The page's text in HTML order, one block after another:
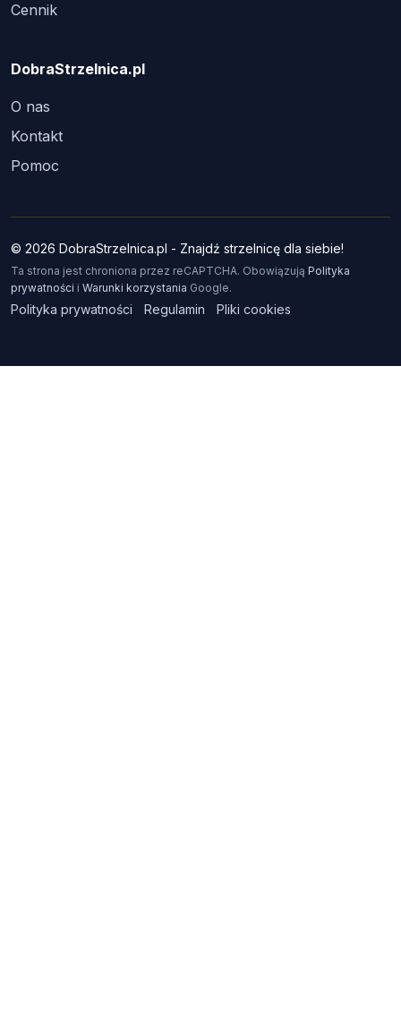
Cennik
DobraStrzelnica.pl
O nas
Kontakt
Pomoc
© 2026 DobraStrzelnica.pl - Znajdź strzelnicę dla siebie!
Ta strona jest chroniona przez reCAPTCHA. Obowiązują Polityka
prywatności i Warunki korzystania Google.
Polityka prywatności Regulamin Pliki cookies